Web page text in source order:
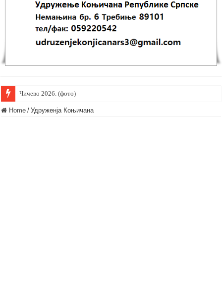
Чичево 2026. (фото)
Home / Удруженја Коњичана